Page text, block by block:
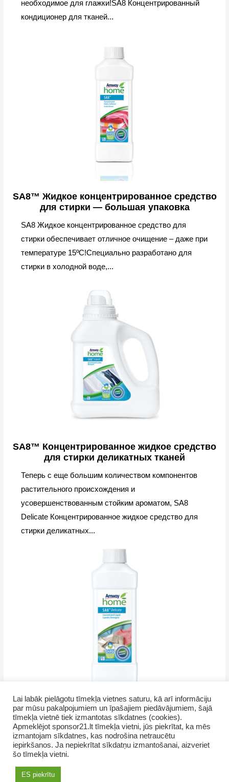
необходимое для глажки!SA8 Концентрированный
кондиционер для тканей...
SA8™ Жидкое концентрированное средство
для стирки — большая упаковка
SA8 Жидкое концентрированное средство для
стирки обеспечивает отличное очищение – даже при
температуре 15ºC!Специально разработано для
стирки в холодной воде,...
SA8™ Концентрированное жидкое средство
для стирки деликатных тканей
Теперь с еще большим количеством компонентов
растительного происхождения и
усовершенствованным стойким ароматом, SA8
Delicate Концентрированное жидкое средство для
стирки деликатных...
Copyright © 2026 GrupasDarbs.lv
AMWAY продукты в Латвии
Lai labāk pielāgotu tīmekļa vietnes saturu, kā arī informāciju
par mūsu pakalpojumiem un īpašajiem piedāvājumiem, šajā
tīmekļa vietnē tiek izmantotas sīkdatnes (cookies).
Apmeklējot sponsor21.lt tīmekļa vietni, jūs piekrītat, ka mēs
izmantojam sīkdatnes, kas nodrošina netraucētu
iepirkšanos. Ja nepiekrītat sīkdatņu izmantošanai, aizveriet
šo tīmekļa vietni.
ES piekrītu